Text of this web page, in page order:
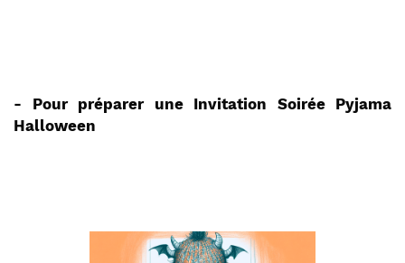
- Pour préparer une Invitation Soirée Pyjama
Halloween